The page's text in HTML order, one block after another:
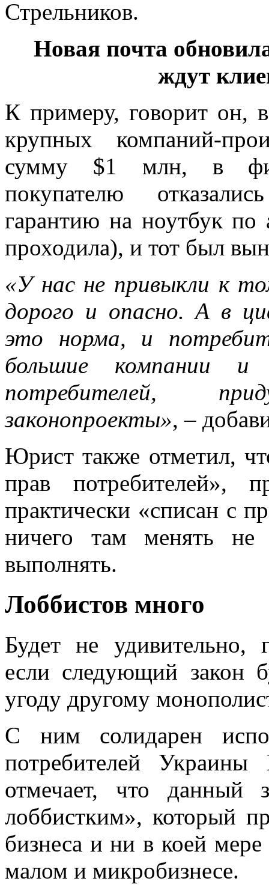
Стрельников.
Новая почта
ждут
К примеру, говорит он,
крупных компаний-
сумму $1 млн, в
покупателю
гарантию на ноутбук по
проходила), и тот был
«У нас не привыкли к
дорого и опасно. А в
это норма, и
большие компании
потребителей,
законопроекты», –
Юрист также отметил,
прав
практически «списан с
ничего там менять
выполнять.
Лоббистов много
Будет не удивительно,
если следующий закон
угоду другому
С ним солидарен
потребителей
отмечает, что данный
лоббистким», который
бизнеса и ни в коей
малом и микробизнесе.